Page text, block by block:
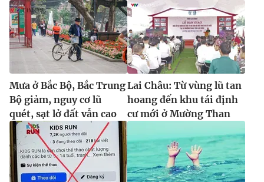
Mưa ở Bắc Bộ, Bắc Trung
Bộ giảm, nguy cơ lũ
quét, sạt lở đất vẫn cao
Lai Châu: Từ vùng lũ tan
hoang đến khu tái định
cư mới ở Mường Than